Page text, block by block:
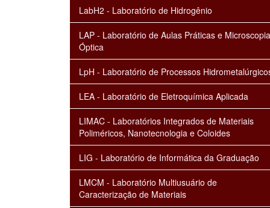
LabH2 - Laboratório de Hidrogênio
LAP - Laboratório de Aulas Práticas e Microscopia
Óptica
LpH - Laboratório de Processos
LEA - Laboratório de Eletroquímica Aplicada
LIMAC - Laboratórios Integrados de Materiais
Poliméricos, Nanotecnologia e Coloides
LIG - Laboratório de Informática da Graduação
LMCM - Laboratório Multiusuário de
Caracterização de Materiais